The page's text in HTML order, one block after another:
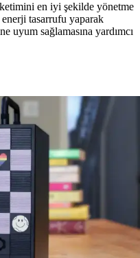
en iyi şekilde yönetme
enerji tasarrufu yaparak
uyum sağlamasına yardımcı